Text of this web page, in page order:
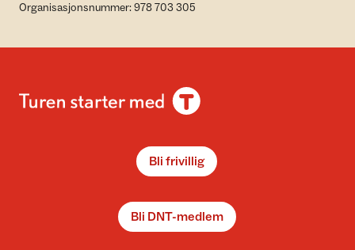
Organisasjonsnummer: 978 703 305
Bli frivillig
Bli DNT-medlem